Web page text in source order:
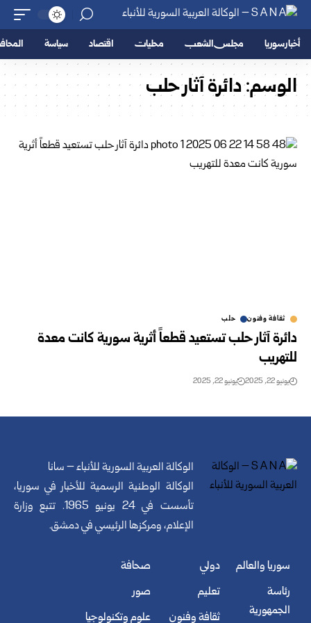
أخبار سوريا مجلس الشعب محليات اقتصاد سياسة
الوسم:دائرة آثار حلب
ثقافة وفنون حلب
دائرة آثار حلب تستعيد قطعاً أثرية سورية كانت معدة
للتهريب
يونيو 22, 2025 يونيو 22, 2025
الوكالة العربية السورية للأنباء – سانا
الوكالة الوطنية الرسمية للأخبار في سوريا،
تأسست في 24 يونيو 1965. تتبع وزارة
الإعلام، ومركزها الرئيسي في دمشق.
سوريا والعالم
رئاسة
الجمهورية
دولي
تعليم
ثقافة وفنون
صحافة
صور
علوم وتكنولوجيا